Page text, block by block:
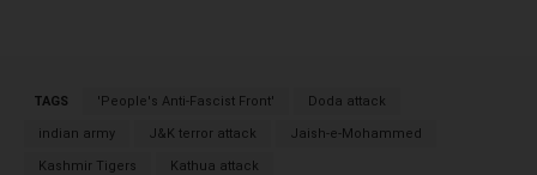
TAGS 'People's Anti-Fascist Front' Doda attack
indian army J&K terror attack Jaish-e-Mohammed
Kashmir Tigers Kathua attack